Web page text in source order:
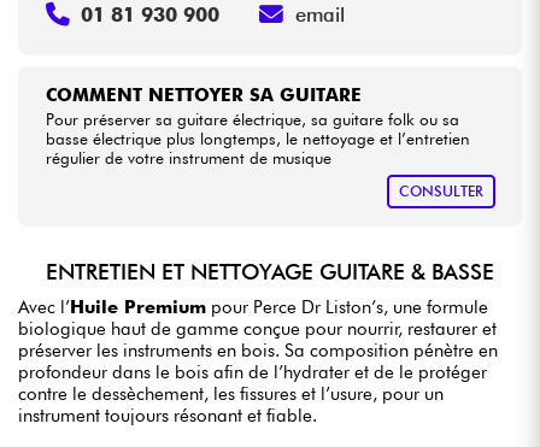
COMMENT NETTOYER SA GUITARE
Pour préserver sa guitare électrique, sa guitare folk ou sa
basse électrique plus longtemps, le nettoyage et l’entretien
régulier de votre instrument de musique
CONSULTER
01 81 930 900 email
ENTRETIEN ET NETTOYAGE GUITARE & BASSE
Avec l’Huile Premium pour Perce Dr Liston’s, une formule
biologique haut de gamme conçue pour nourrir, restaurer et
préserver les instruments en bois. Sa composition pénètre en
profondeur dans le bois afin de l’hydrater et de le protéger
contre le dessèchement, les fissures et l’usure, pour un
instrument toujours résonant et fiable.